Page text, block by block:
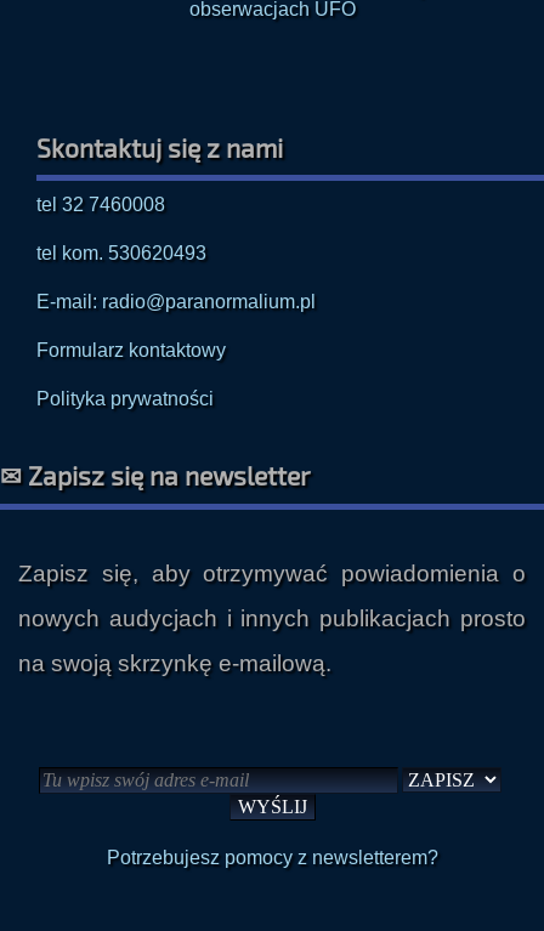
Skontaktuj się z nami
tel 32 7460008
tel kom. 530620493
E-mail: radio@paranormalium.pl
Formularz kontaktowy
Polityka prywatności
✉ Zapisz się na newsletter
Zapisz się, aby otrzymywać powiadomienia o
nowych audycjach i innych publikacjach prosto
na swoją skrzynkę e-mailową.
Potrzebujesz pomocy z newsletterem?